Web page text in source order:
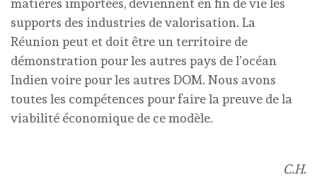
matières importées, deviennent en fin de vie les
supports des industries de valorisation. La
Réunion peut et doit être un territoire de
démonstration pour les autres pays de l’océan
Indien voire pour les autres DOM. Nous avons
toutes les compétences pour faire la preuve de la
viabilité économique de ce modèle.
C.H.